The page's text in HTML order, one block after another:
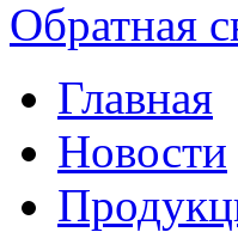
Обратная
Главная
Новости